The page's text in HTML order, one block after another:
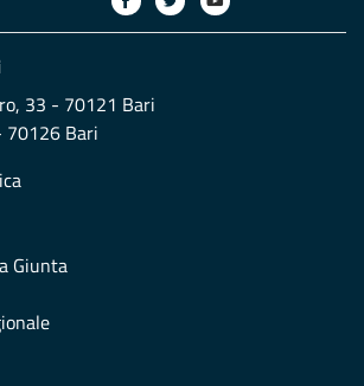
33 - 70121 Bari
70126 Bari
Giunta